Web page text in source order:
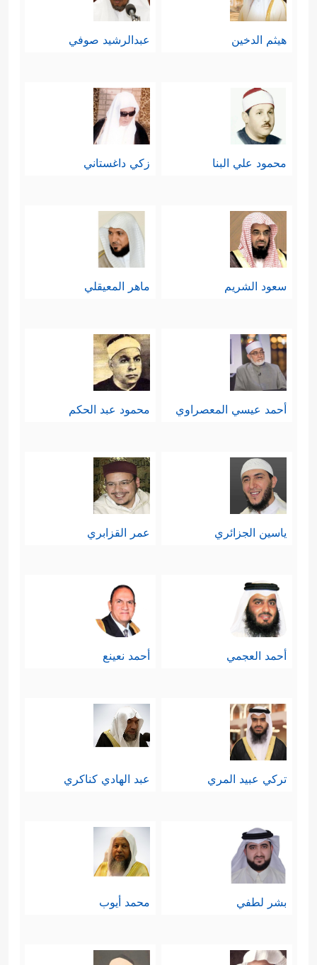
هيثم الدخين عبدالرشيد صوفي
محمود علي البنا زكي داغستاني
سعود الشريم ماهر المعيقلي
أحمد عيسي المعصراوي محمود عبد الحكم
ياسين الجزائري عمر القزابري
أحمد العجمي أحمد نعينع
تركي عبيد المري عبد الهادي كناكري
بشر لطفي محمد أيوب